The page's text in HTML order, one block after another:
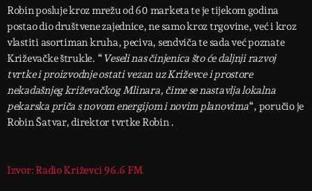
Robin posluje kroz mrežu od 60 marketa te je tijekom godina
postao dio društvene zajednice, ne samo kroz trgovine, već i kroz
vlastiti asortiman kruha, peciva, sendviča te sada već poznate
Križevačke štrukle. “ Veseli nas činjenica što će daljnji razvoj
tvrtke i proizvodnje ostati vezan uz Križevce i prostore
nekadašnjeg križevačkog Mlinara, čime se nastavlja lokalna
pekarska priča s novom energijom i novim planovima“, poručio je
Robin Šatvar, direktor tvrtke Robin .
Izvor: Radio Križevci 96.6 FM